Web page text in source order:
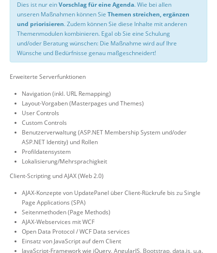
Dies ist nur einVorschlag für eine Agenda. Wie bei allen
unseren Maßnahmen können Sie Themen streichen, ergänzen
und priorisieren. Zudem können Sie diese Inhalte mit anderen
Themenmodulen kombinieren. Egal ob Sie eine Schulung
und/oder Beratung wünschen: Die Maßnahme wird auf Ihre
Wünsche und Bedürfnisse genau maßgeschneidert!
Erweiterte Serverfunktionen
Navigation (inkl. URL Remapping)
Layout-Vorgaben (Masterpages und Themes)
User Controls
Custom Controls
Benutzerverwaltung (ASP.NET Membership System und/oder
ASP.NET Identity) und Rollen
Profildatensystem
Lokalisierung/Mehrsprachigkeit
Client-Scripting und AJAX (Web 2.0)
AJAX-Konzepte von UpdatePanel über Client-Rückrufe bis zu Single
Page Applications (SPA)
Seitenmethoden (Page Methods)
AJAX-Webservices mit WCF
Open Data Protocol / WCF Data services
Einsatz von JavaScript auf dem Client
JavaScript-Framework wie jQuery, AngularJS, Bootstrap, data.js, u.a.